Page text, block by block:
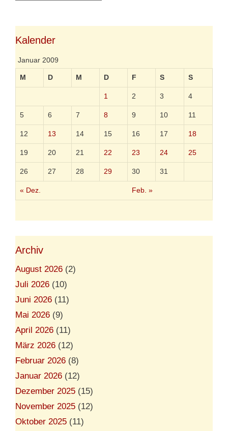
Kalender
Januar 2009
M D M D F S S
« Dez. Feb. »
1 2 3 4
5 6 7 8 9 10 11
12 13 14 15 16 17 18
19 20 21 22 23 24 25
26 27 28 29 30 31
Archiv
August 2026 (2)
Juli 2026 (10)
Juni 2026 (11)
Mai 2026 (9)
April 2026 (11)
März 2026 (12)
Februar 2026 (8)
Januar 2026 (12)
Dezember 2025 (15)
November 2025 (12)
Oktober 2025 (11)